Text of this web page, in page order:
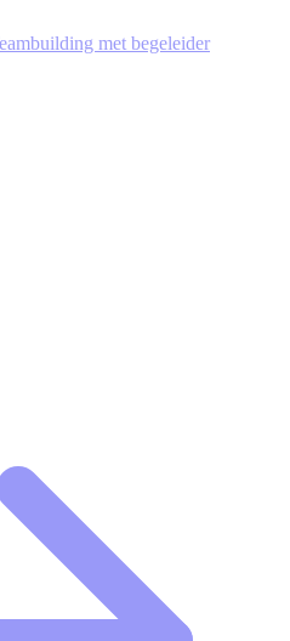
met begeleider